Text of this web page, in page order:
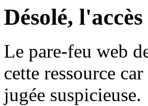
Désolé,
Le pare-feu web
cette ressource
jugée suspicieuse.